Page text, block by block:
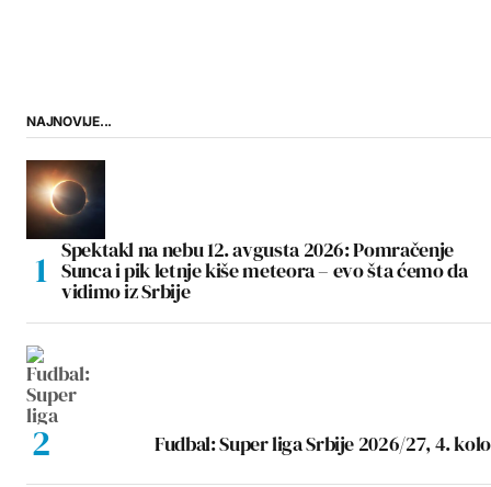
NAJNOVIJE...
Spektakl na nebu 12. avgusta 2026: Pomračenje
Sunca i pik letnje kiše meteora – evo šta ćemo da
vidimo iz Srbije
Fudbal: Super liga Srbije 2026/27, 4. kolo